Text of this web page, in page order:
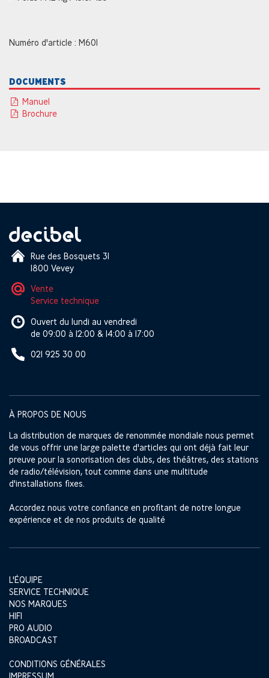
Numéro d'article : M601
DOCUMENTS
Manuel
Brochure
Rue des Bosquets 31
1800 Vevey
Vente
Service technique
Ouvert du lundi au vendredi
de 09:00 à 12:00 & 14:00 à 17:00
021 925 30 00
À PROPOS DE NOUS
La distribution de marques de renommée mondiale nous permet
de vous offrir une large palette d'articles qui ont déjà fait leur
preuve pour la sonorisation des clubs, des théâtres, des stations
de radio/télévision, tout comme dans une multitude
d'installations fixes.
Accordez nous votre confiance en profitant de notre longue
expérience et de nos produits de qualité
L'ÉQUIPE
SERVICE TECHNIQUE
NOS MARQUES
HIFI
PRO AUDIO
BROADCAST
CONDITIONS GÉNÉRALES
IMPRESSUM